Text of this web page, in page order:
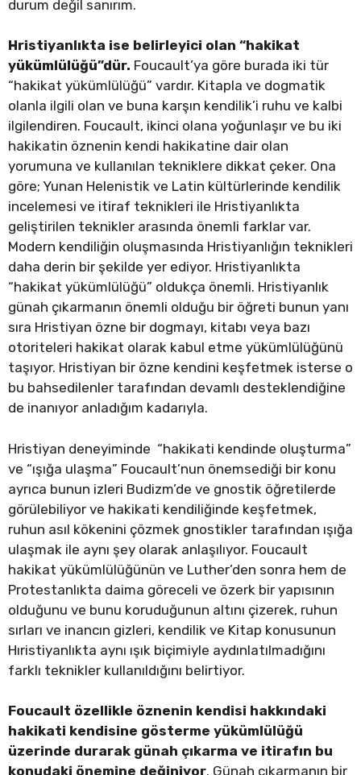
durum değil sanırım.
Hristiyanlıkta ise belirleyici olan “hakikat
yükümlülüğü”dür. Foucault’ya göre burada iki tür
“hakikat yükümlülüğü” vardır. Kitapla ve dogmatik
olanla ilgili olan ve buna karşın kendilik’i ruhu ve kalbi
ilgilendiren. Foucault, ikinci olana yoğunlaşır ve bu iki
hakikatin öznenin kendi hakikatine dair olan
yorumuna ve kullanılan tekniklere dikkat çeker. Ona
göre; Yunan Helenistik ve Latin kültürlerinde kendilik
incelemesi ve itiraf teknikleri ile Hristiyanlıkta
geliştirilen teknikler arasında önemli farklar var.
Modern kendiliğin oluşmasında Hristiyanlığın teknikleri
daha derin bir şekilde yer ediyor. Hristiyanlıkta
“hakikat yükümlülüğü” oldukça önemli. Hristiyanlık
günah çıkarmanın önemli olduğu bir öğreti bunun yanı
sıra Hristiyan özne bir dogmayı, kitabı veya bazı
otoriteleri hakikat olarak kabul etme yükümlülüğünü
taşıyor. Hristiyan bir özne kendini keşfetmek isterse o
bu bahsedilenler tarafından devamlı desteklendiğine
de inanıyor anladığım kadarıyla.
Hristiyan deneyiminde “hakikati kendinde oluşturma”
ve “ışığa ulaşma” Foucault’nun önemsediği bir konu
ayrıca bunun izleri Budizm’de ve gnostik öğretilerde
görülebiliyor ve hakikati kendiliğinde keşfetmek,
ruhun asıl kökenini çözmek gnostikler tarafından ışığa
ulaşmak ile aynı şey olarak anlaşılıyor. Foucault
hakikat yükümlülüğünün ve Luther’den sonra hem de
Protestanlıkta daima göreceli ve özerk bir yapısının
olduğunu ve bunu koruduğunun altını çizerek, ruhun
sırları ve inancın gizleri, kendilik ve Kitap konusunun
Hıristiyanlıkta aynı ışık biçimiyle aydınlatılmadığını
farklı teknikler kullanıldığını belirtiyor.
Foucault özellikle öznenin kendisi hakkındaki
hakikati kendisine gösterme yükümlülüğü
üzerinde durarak günah çıkarma ve itirafın bu
konudaki önemine değiniyor. Günah çıkarmanın bir